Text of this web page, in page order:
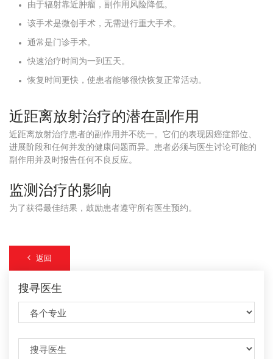
由于辐射靠近肿瘤，副作用风险降低。
该手术是微创手术，无需进行重大手术。
通常是门诊手术。
快速治疗时间为一到五天。
恢复时间更快，使患者能够很快恢复正常活动。
近距离放射治疗的潜在副作用
近距离放射治疗患者的副作用并不统一。它们的表现因癌症部位、
进展阶段和任何并发的健康问题而异。患者必须与医生讨论可能的
副作用并及时报告任何不良反应。
监测治疗的影响
为了获得最佳结果，鼓励患者遵守所有医生预约。
返回
搜寻医生